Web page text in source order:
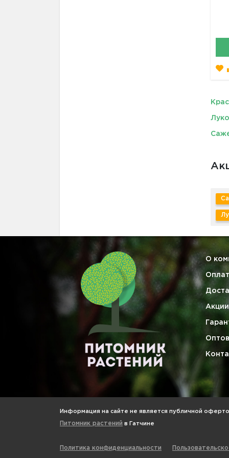
О
Акции
Информация на сайте не является публичной
Питомник растений в Гатчине
Политика конфиденциальности